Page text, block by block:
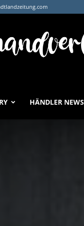
HÄNDLER NEWS